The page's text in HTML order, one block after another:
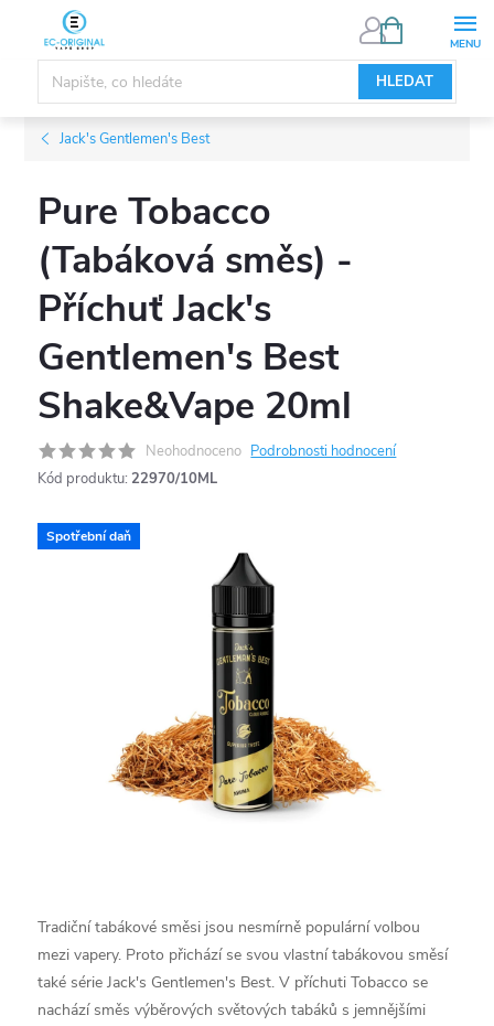
obsah
HLEDAT
NÁKUPNÍ
Jack's Gentlemen's Best
Pure Tobacco
(Tabáková směs) -
Příchuť Jack's
Gentlemen's Best
Shake&Vape 20ml
Neohodnoceno Podrobnosti hodnocení
Kód produktu: 22970/10ML
Spotřební daň
Tradiční tabákové směsi jsou nesmírně populární volbou
mezi vapery. Proto přichází se svou vlastní tabákovou směsí
také série Jack's Gentlemen's Best. V příchuti Tobacco se
nachází směs výběrových světových tabáků s jemnějšími